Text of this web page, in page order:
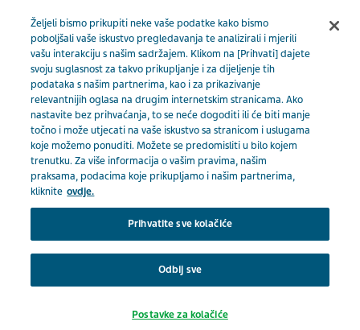
Jeste li zdravstveni
djelatnik?
Bosna i Hercegovina Proizvodi
Katalog proizvoda
Zdravstveni djelatnik
Oktreotid Teva 30 mg
Oktreotid Teva 30 mg
Aktivni sastojak
Željeli bismo prikupiti neke vaše podatke kako bismo
poboljšali vaše iskustvo pregledavanja te analizirali i mjerili
vašu interakciju s našim sadržajem. Klikom na [Prihvati] dajete
svoju suglasnost za takvo prikupljanje i za dijeljenje tih
podataka s našim partnerima, kao i za prikazivanje
relevantnijih oglasa na drugim internetskim stranicama. Ako
nastavite bez prihvaćanja, to se neće dogoditi ili će biti manje
točno i može utjecati na vaše iskustvo sa stranicom i uslugama
koje možemo ponuditi. Možete se predomisliti u bilo kojem
trenutku. Za više informacija o vašim pravima, našim
praksama, podacima koje prikupljamo i našim partnerima,
kliknite ovdje.
Prihvatite sve kolačiće
Odbij sve
Postavke za kolačiće